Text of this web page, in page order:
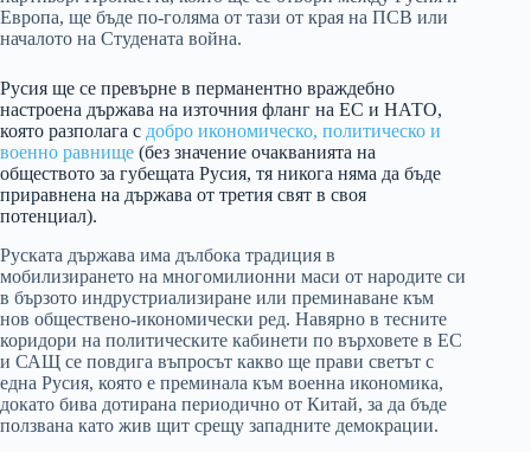
Европа, ще бъде по-голяма от тази от края на ПСВ или
началото на Студената война.
Русия ще се превърне в перманентно враждебно
настроена държава на източния фланг на ЕС и НАТО,
която разполага с добро икономическо, политическо и
военно равнище (без значение очакванията на
обществото за губещата Русия, тя никога няма да бъде
приравнена на държава от третия свят в своя
потенциал).
Руската държава има дълбока традиция в
мобилизирането на многомилионни маси от народите си
в бързото индрустриализиране или преминаване към
нов обществено-икономически ред. Навярно в тесните
коридори на политическите кабинети по върховете в ЕС
и САЩ се повдига въпросът какво ще прави светът с
една Русия, която е преминала към военна икономика,
докато бива дотирана периодично от Китай, за да бъде
ползвана като жив щит срещу западните демокрации.